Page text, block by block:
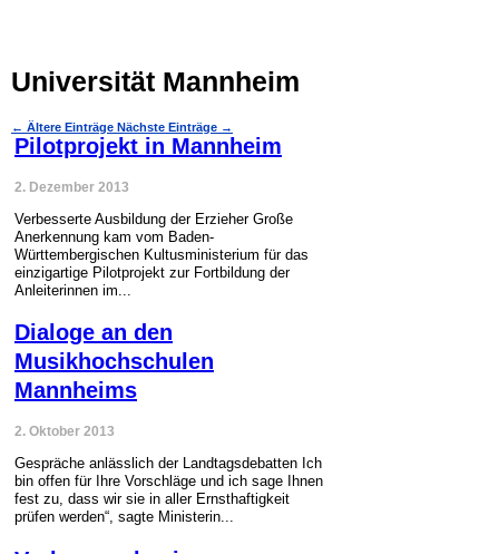
Universität Mannheim
← Ältere Einträge Nächste Einträge →
Pilotprojekt in Mannheim
2. Dezember 2013
Verbesserte Ausbildung der Erzieher Große
Anerkennung kam vom Baden-
Württembergischen Kultusministerium für das
einzigartige Pilotprojekt zur Fortbildung der
Anleiterinnen im...
Dialoge an den
Musikhochschulen
Mannheims
2. Oktober 2013
Gespräche anlässlich der Landtagsdebatten Ich
bin offen für Ihre Vorschläge und ich sage Ihnen
fest zu, dass wir sie in aller Ernsthaftigkeit
prüfen werden“, sagte Ministerin...